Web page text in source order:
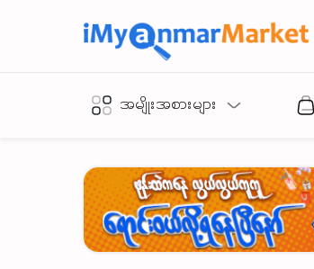
အမျိုးအစားများ